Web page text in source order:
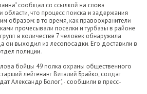
сообщал со ссылкой на слова
области, что процесс поиска и задержания
образом: в то время, как правоохранители
прочесывали поселки и турбазы в районе
в количестве 7 человек обнаружила
он выходил из лесопосадки. Его доставили в
полиции.
бойцы 49 полка охраны общественного
лейтенант Виталий Брайко, солдат
Александр Болог", - сообщили в пресс-